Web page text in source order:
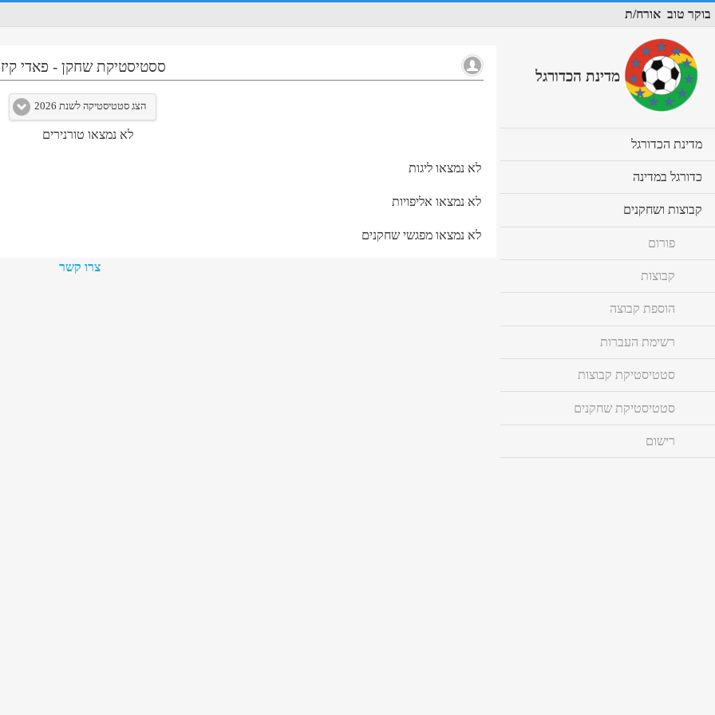
בוקר טוב אורח/ת
ססטיסטיקת שחקן - פאדי
הצג סטטיסטיקה לשנת 2026
לא נמצאו טורנירים
לא נמצאו ליגות
לא נמצאו אליפויות
לא נמצאו מפגשי שחקנים
צרו קשר
מדינת הכדורגל
מדינת הכדורגל
to
כדורגל במדינה
to
קבוצות ושחקנים
to
פורום
קבוצות
הוספת קבוצה
רשימת העברות
סטטיסטיקת קבוצות
סטטיסטיקת שחקנים
רישום